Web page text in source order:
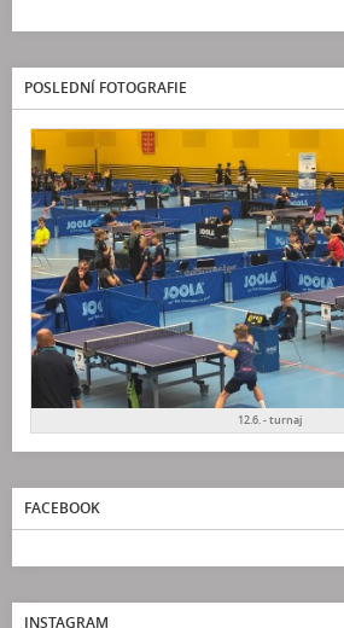
POSLEDNÍ FOTOGRAFIE
12.6. - turnaj
FACEBOOK
INSTAGRAM